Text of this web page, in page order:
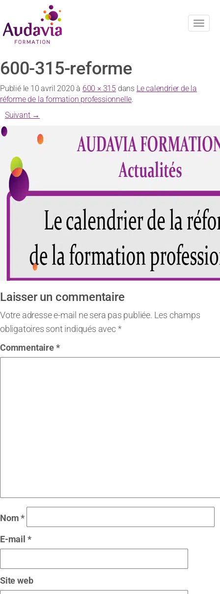
600-315-reforme
Publié le 10 avril 2020 à 600 × 315 dans Le calendrier de la
réforme de la formation professionnelle.
Suivant →
Laisser un commentaire
Votre adresse e-mail ne sera pas publiée. Les champs
obligatoires sont indiqués avec*
Commentaire*
Nom*
E-mail *
Site web